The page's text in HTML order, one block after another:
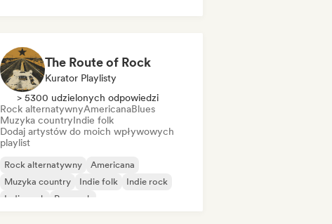
The Route of Rock
Kurator Playlisty
> 5300 udzielonych odpowiedzi
Rock alternatywnyAmericanaBlues
Muzyka countryIndie folk
Dodaj artystów do moich wpływowych
playlist
Rock alternatywny
Americana
Muzyka country
Indie folk
Indie rock
Indie rock
Pop rock